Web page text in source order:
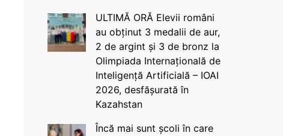
ULTIMĂ ORĂ Elevii români
au obținut 3 medalii de aur,
2 de argint și 3 de bronz la
Olimpiada Internațională de
Inteligență Artificială – IOAI
2026, desfășurată în
Kazahstan
Încă mai sunt școli în care